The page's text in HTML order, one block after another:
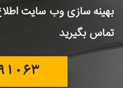
بهینه سازی وب سایت
تماس بگیرید